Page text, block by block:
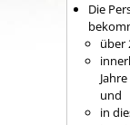
Die
über
und
in